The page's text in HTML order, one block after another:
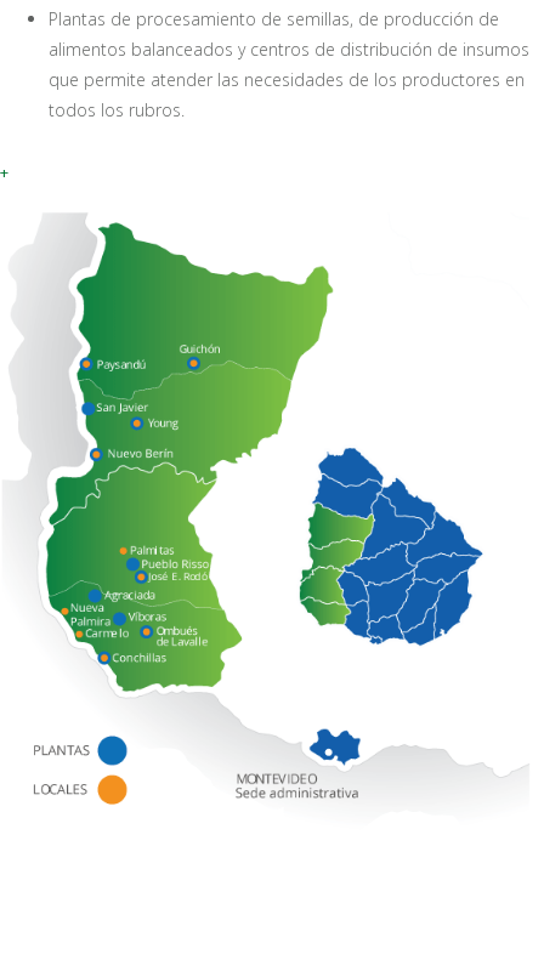
Plantas de procesamiento de semillas, de producción de
alimentos balanceados y centros de distribución de insumos
que permite atender las necesidades de los productores en
todos los rubros.
+